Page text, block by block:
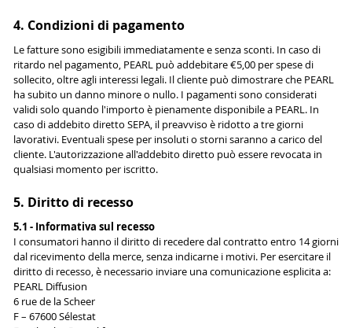
4. Condizioni di pagamento
Le fatture sono esigibili immediatamente e senza sconti. In caso di
ritardo nel pagamento, PEARL può addebitare €5,00 per spese di
sollecito, oltre agli interessi legali. Il cliente può dimostrare che PEARL
ha subito un danno minore o nullo. I pagamenti sono considerati
validi solo quando l'importo è pienamente disponibile a PEARL. In
caso di addebito diretto SEPA, il preavviso è ridotto a tre giorni
lavorativi. Eventuali spese per insoluti o storni saranno a carico del
cliente. L'autorizzazione all'addebito diretto può essere revocata in
qualsiasi momento per iscritto.
5. Diritto di recesso
5.1 - Informativa sul recesso
I consumatori hanno il diritto di recedere dal contratto entro 14 giorni
dal ricevimento della merce, senza indicarne i motivi. Per esercitare il
diritto di recesso, è necessario inviare una comunicazione esplicita a:
PEARL Diffusion
6 rue de la Scheer
F – 67600 Sélestat